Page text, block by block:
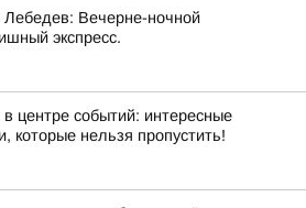
Лебедев: Вечерне-ночной
экспресс.
в центре событий: интересные
которые нельзя пропустить!